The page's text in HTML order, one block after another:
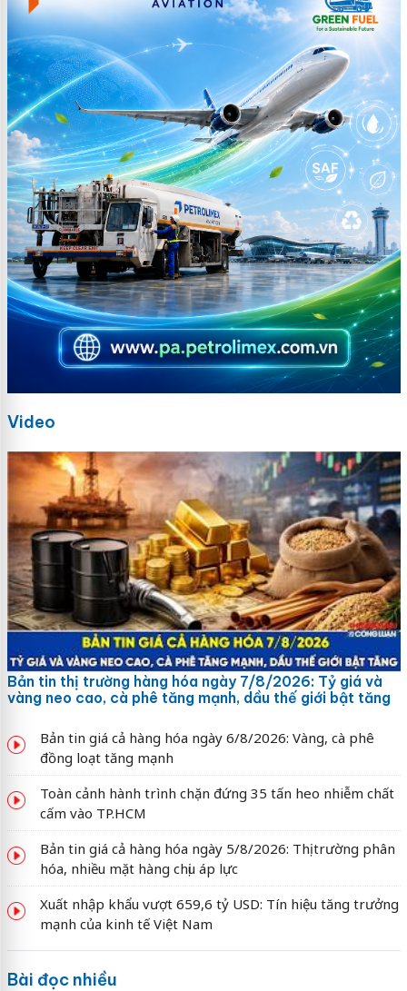
Video
Bản tin thị trường hàng hóa ngày 7/8/2026: Tỷ giá và
vàng neo cao, cà phê tăng mạnh, dầu thế giới bật tăng
Bản tin giá cả hàng hóa ngày 6/8/2026: Vàng, cà phê
đồng loạt tăng mạnh
Toàn cảnh hành trình chặn đứng 35 tấn heo nhiễm chất
cấm vào TP.HCM
Bản tin giá cả hàng hóa ngày 5/8/2026: Thị trường phân
hóa, nhiều mặt hàng chịu áp lực
Xuất nhập khẩu vượt 659,6 tỷ USD: Tín hiệu tăng trưởng
mạnh của kinh tế Việt Nam
Bài đọc nhiều